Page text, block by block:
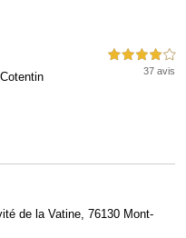
4,0 étoiles sur 5
37 avis
de la Vatine, 76130 Mont-